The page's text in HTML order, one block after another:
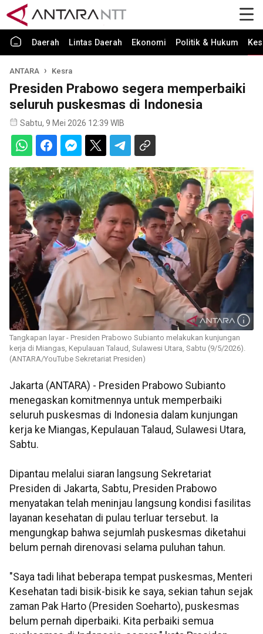
Daerah Lintas Daerah Ekonomi Politik & Hukum
ANTARA Kesra
Presiden Prabowo segera memperbaiki
seluruh puskesmas di Indonesia
Sabtu, 9 Mei 2026 12:39 WIB
Tangkapan layar - Presiden Prabowo Subianto melakukan kunjungan
kerja di Miangas, Kepulauan Talaud, Sulawesi Utara, Sabtu (9/5/2026).
(ANTARA/YouTube Sekretariat Presiden)
Jakarta (ANTARA) - Presiden Prabowo Subianto
menegaskan komitmennya untuk memperbaiki
seluruh puskesmas di Indonesia dalam kunjungan
kerja ke Miangas, Kepulauan Talaud, Sulawesi Utara,
Sabtu.
Dipantau melalui siaran langsung Sekretariat
Presiden di Jakarta, Sabtu, Presiden Prabowo
menyatakan telah meninjau langsung kondisi fasilitas
layanan kesehatan di pulau terluar tersebut. Ia
mengungkap bahwa sejumlah puskesmas diketahui
belum pernah direnovasi selama puluhan tahun.
"Saya tadi lihat beberapa tempat puskesmas, Menteri
Kesehatan tadi bisik-bisik ke saya, sekian tahun sejak
zaman Pak Harto (Presiden Soeharto), puskesmas
belum pernah diperbaiki. Kita perbaiki semua